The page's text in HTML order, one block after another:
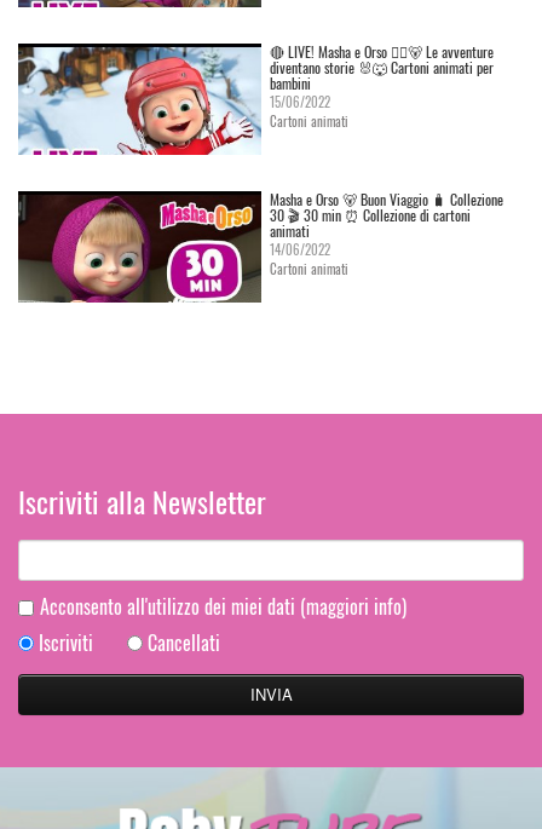
🔴 LIVE! Masha e Orso 👱‍♀️🐻 Le avventure
diventano storie 🐰🐺 Cartoni animati per
bambini
15/06/2022
Cartoni animati
Masha e Orso 🐻 Buon Viaggio 🧳 Сollezione
30 🎬 30 min ⏰ Collezione di cartoni
animati
14/06/2022
Cartoni animati
Iscriviti alla Newsletter
Acconsento all'utilizzo dei miei dati (maggiori info)
Iscriviti
Cancellati